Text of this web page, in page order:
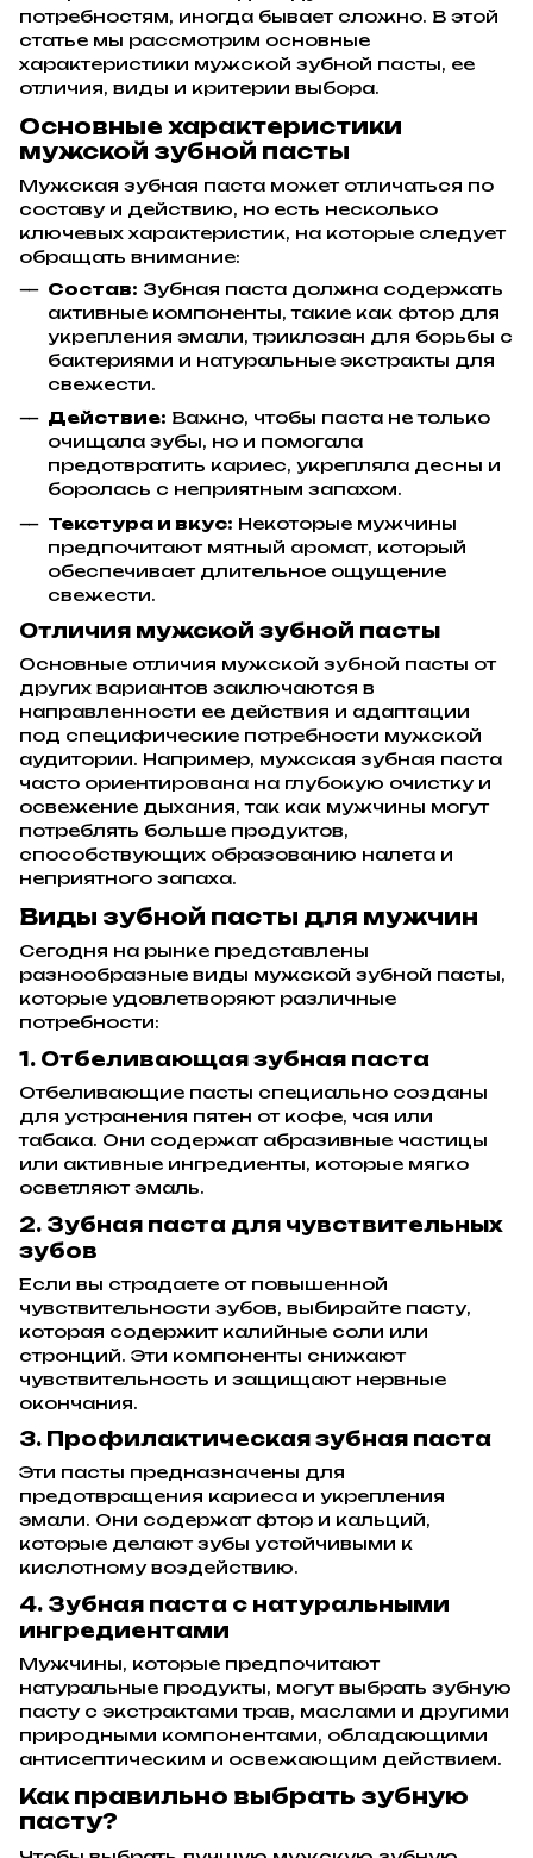
потребностям, иногда бывает сложно. В этой
статье мы рассмотрим основные
характеристики мужской зубной пасты, ее
отличия, виды и критерии выбора.
Основные характеристики
мужской зубной пасты
Мужская зубная паста может отличаться по
составу и действию, но есть несколько
ключевых характеристик, на которые следует
обращать внимание:
Состав: Зубная паста должна содержать
активные компоненты, такие как фтор для
укрепления эмали, триклозан для борьбы с
бактериями и натуральные экстракты для
свежести.
Действие: Важно, чтобы паста не только
очищала зубы, но и помогала
предотвратить кариес, укрепляла десны и
боролась с неприятным запахом.
Текстура и вкус: Некоторые мужчины
предпочитают мятный аромат, который
обеспечивает длительное ощущение
свежести.
Отличия мужской зубной пасты
Основные отличия мужской зубной пасты от
других вариантов заключаются в
направленности ее действия и адаптации
под специфические потребности мужской
аудитории. Например, мужская зубная паста
часто ориентирована на глубокую очистку и
освежение дыхания, так как мужчины могут
потреблять больше продуктов,
способствующих образованию налета и
неприятного запаха.
Виды зубной пасты для мужчин
Сегодня на рынке представлены
разнообразные виды мужской зубной пасты,
которые удовлетворяют различные
потребности:
1. Отбеливающая зубная паста
Отбеливающие пасты специально созданы
для устранения пятен от кофе, чая или
табака. Они содержат абразивные частицы
или активные ингредиенты, которые мягко
осветляют эмаль.
2. Зубная паста для чувствительных
зубов
Если вы страдаете от повышенной
чувствительности зубов, выбирайте пасту,
которая содержит калийные соли или
стронций. Эти компоненты снижают
чувствительность и защищают нервные
окончания.
3. Профилактическая зубная паста
Эти пасты предназначены для
предотвращения кариеса и укрепления
эмали. Они содержат фтор и кальций,
которые делают зубы устойчивыми к
кислотному воздействию.
4. Зубная паста с натуральными
ингредиентами
Мужчины, которые предпочитают
натуральные продукты, могут выбрать зубную
пасту с экстрактами трав, маслами и другими
природными компонентами, обладающими
антисептическим и освежающим действием.
Как правильно выбрать зубную
пасту?